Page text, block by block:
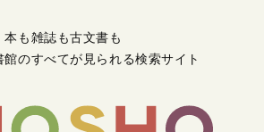
本も雑誌も古文書も
館のすべてが見られる検索サイト